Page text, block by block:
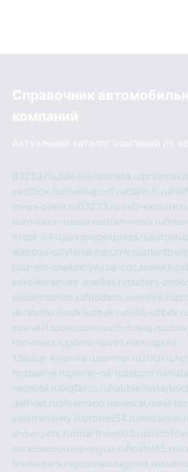
Справочник
компаний
Актуальный каталог компаний по
03223.ruufille.rukrasotata.ru
veetbox.rucinemapost.ruciam-fr.ru
mega-press.ru03223.ruweb-explore.ru
eurovision-russia.rustrah-news.ru
itrack-24.rusexshopexpress.ru
alabuga-cityhotel.rupornv.ru
bud-em-znakomye.rua-cdc.ru
korolevremont-market.rubudem-
oooagrosnab.rufpodaso.ruemfire.ru
ukrasotki.ruseksuzbek.ruseks-
sovratili.ruolecoon.ruvd-dosug.ru
rbc-news.ruporno-skvirt.rukrospr.ru
13autor-kolonka.rusormol.ru2rich.ru
hostserve.ruporno-na-russkom.ru
neznobi.rubigfatcc.ru habble.ru
delfinet.rusilvernano.ruelestal.ru
velotrenajery.rupronso54.ru
show-pets.rusmartnews03.ru
miraclecoon.rupongup.ru hostel65.ru
firehunters.rugribowo.rugnalis.ru